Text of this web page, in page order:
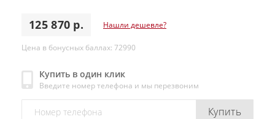
125 870 р. Нашли дешевле?
Цена в бонусных баллах: 72990
Купить в один клик
Введите номер телефона и мы перезвоним
Купить